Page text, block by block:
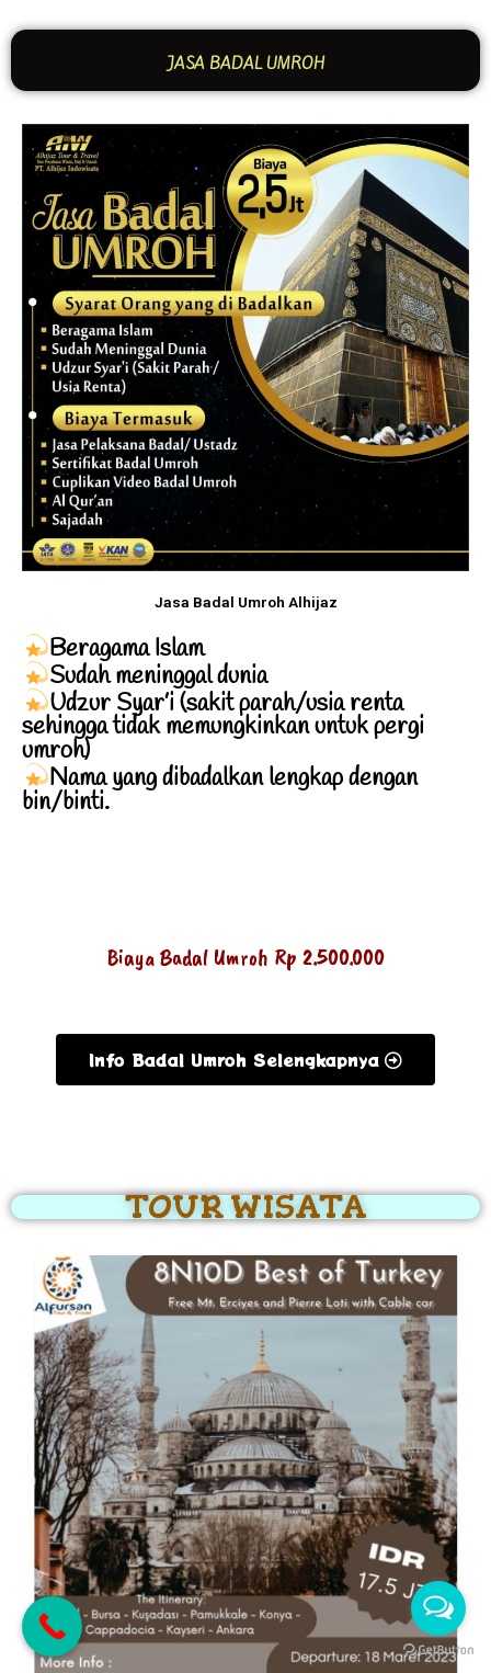
JASA BADAL UMROH
Jasa Badal Umroh Alhijaz
Beragama Islam
Sudah meninggal dunia
Udzur Syar’i (sakit parah/usia renta
sehingga tidak memungkinkan untuk pergi
umroh)
Nama yang dibadalkan lengkap dengan
bin/binti.
Biaya Badal Umroh Rp 2.500.000
Info Badal Umroh Selengkapnya
TOUR WISATA